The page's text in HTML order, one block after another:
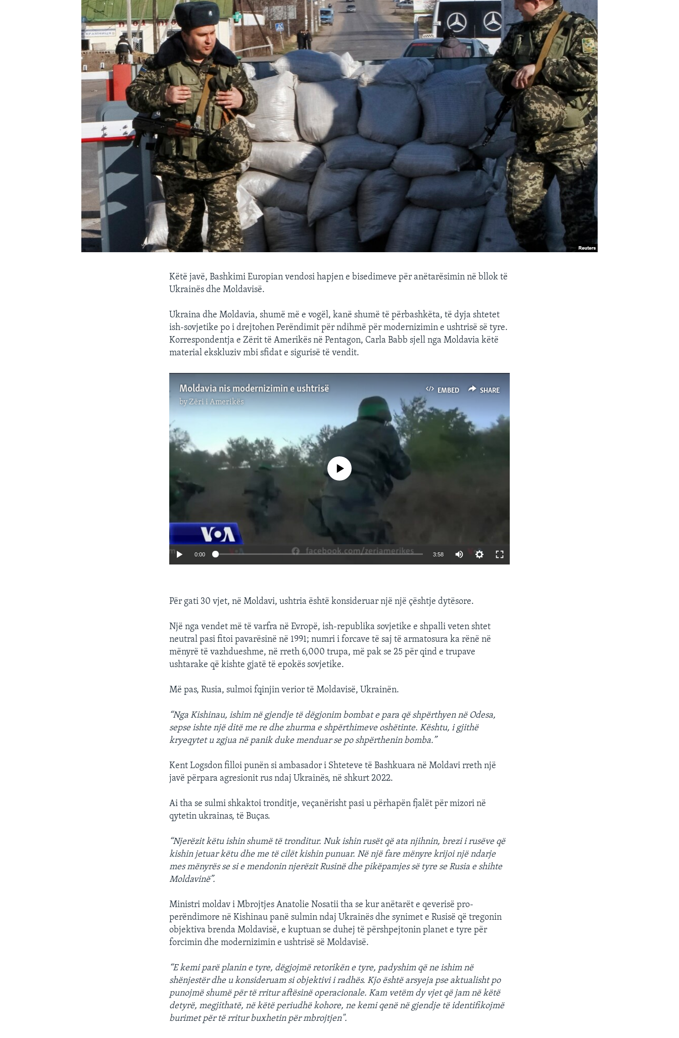
Këtë javë, Bashkimi Europian vendosi hapjen e bisedimeve për anëtarësimin në bllok të
Ukrainës dhe Moldavisë.
Ukraina dhe Moldavia, shumë më e vogël, kanë shumë të përbashkëta, të dyja shtetet
ish-sovjetike po i drejtohen Perëndimit për ndihmë për modernizimin e ushtrisë së tyre.
Korrespondentja e Zërit të Amerikës në Pentagon, Carla Babb sjell nga Moldavia këtë
material ekskluziv mbi sfidat e sigurisë të vendit.
EMBED SHARE
Moldavia nis modernizimin e ushtrisë
byZëri i Amerikës
No media source currently available
0:00 3:58
Për gati 30 vjet, në Moldavi, ushtria është konsideruar një një çështje dytësore.
Një nga vendet më të varfra në Evropë, ish-republika sovjetike e shpalli veten shtet
neutral pasi fitoi pavarësinë në 1991; numri i forcave të saj të armatosura ka rënë në
mënyrë të vazhdueshme, në rreth 6,000 trupa, më pak se 25 për qind e trupave
ushtarake që kishte gjatë të epokës sovjetike.
Më pas, Rusia, sulmoi fqinjin verior të Moldavisë, Ukrainën.
“Nga Kishinau, ishim në gjendje të dëgjonim bombat e para që shpërthyen në Odesa,
sepse ishte një ditë me re dhe zhurma e shpërthimeve oshëtinte. Kështu, i gjithë
kryeqytet u zgjua në panik duke menduar se po shpërthenin bomba.”
Kent Logsdon filloi punën si ambasador i Shteteve të Bashkuara në Moldavi rreth një
javë përpara agresionit rus ndaj Ukrainës, në shkurt 2022.
Ai tha se sulmi shkaktoi tronditje, veçanërisht pasi u përhapën fjalët për mizori në
qytetin ukrainas, të Buças.
“Njerëzit këtu ishin shumë të tronditur. Nuk ishin rusët që ata njihnin, brezi i rusëve që
kishin jetuar këtu dhe me të cilët kishin punuar. Në një fare mënyre krijoi një ndarje
mes mënyrës se si e mendonin njerëzit Rusinë dhe pikëpamjes së tyre se Rusia e shihte
Moldavinë”.
Ministri moldav i Mbrojtjes Anatolie Nosatii tha se kur anëtarët e qeverisë pro-
perëndimore në Kishinau panë sulmin ndaj Ukrainës dhe synimet e Rusisë që tregonin
objektiva brenda Moldavisë, e kuptuan se duhej të përshpejtonin planet e tyre për
forcimin dhe modernizimin e ushtrisë së Moldavisë.
“E kemi parë planin e tyre, dëgjojmë retorikën e tyre, padyshim që ne ishim në
shënjestër dhe u konsideruam si objektivi i radhës. Kjo është arsyeja pse aktualisht po
punojmë shumë për të rritur aftësinë operacionale. Kam vetëm dy vjet që jam në këtë
detyrë, megjithatë, në këtë periudhë kohore, ne kemi qenë në gjendje të identifikojmë
burimet për të rritur buxhetin për mbrojtjen".